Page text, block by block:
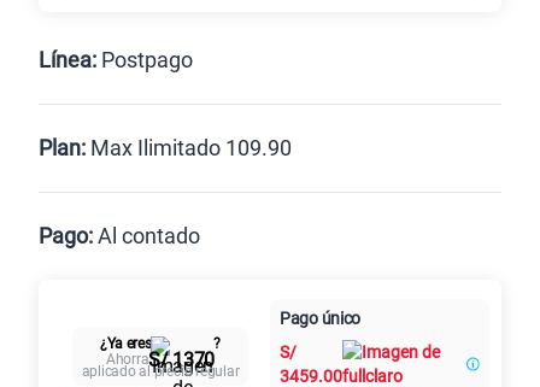
Línea: Postpago
Postpago
Plan: Max Ilimitado 109.90
125GBen alta velocidad
79.90
Pago:Al contado
Cuotas Claro
intereses
¿Ya eres
?
AhorraS/ 1370
aplicado al precio regular
Pago único
S/
3459.00